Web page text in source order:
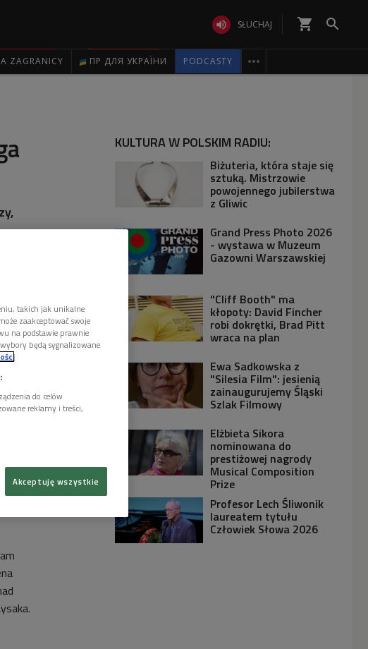
 SŁUCHAJ shopping_cart 
ZAGRANICY ПР ДЛЯ УКРАЇНИ PODCASTY 
KULTURA W POLSKIM RADIU:
Biżuteria, która staje się
sztuką. Mistrzowie
powojennego jubilerstwa
z Gliwic
Grand Press Photo 2026
- wystawa w Muzeum
Gazowni Warszawskiej
"Cliff Booth" ma
kłopoty: David Fincher
robi dokrętki, Brad Pitt
wraca na plan
Ewa Sadkowska z
"Silesia Film": jesienią
zainaugurujemy Śląski
Szlak Filmowy
Elżbieta Sikora
nominowana do
prestiżowej nagrody
Musical Composition
Prize
Profesor Lech Śliwonik
laureatem tytułu
Człowiek Słowa 2026
takich jak unikalne
zaakceptować swoje
na podstawie prawnie
będą sygnalizowane
do celów
reklamy i treści,
Akceptuję wszystkie